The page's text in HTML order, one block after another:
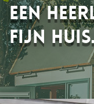
Een
fijn